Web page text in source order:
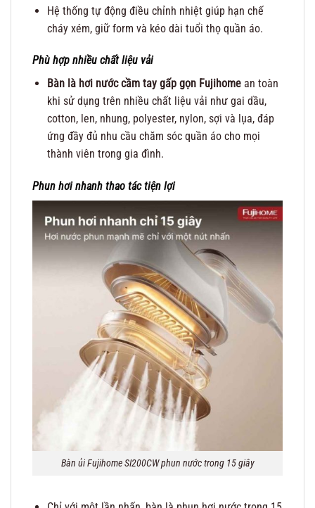
Hệ thống tự động điều chỉnh nhiệt giúp hạn chế
cháy xém, giữ form và kéo dài tuổi thọ quần áo.
Phù hợp nhiều chất liệu vải
Bàn là hơi nước cầm tay gấp gọn Fujihomean toàn
khi sử dụng trên nhiều chất liệu vải như gai dầu,
cotton, len, nhung, polyester, nylon, sợi và lụa, đáp
ứng đầy đủ nhu cầu chăm sóc quần áo cho mọi
thành viên trong gia đình.
Phun hơi nhanh thao tác tiện lợi
Bàn ủi Fujihome SI200CW phun nước trong 15 giây